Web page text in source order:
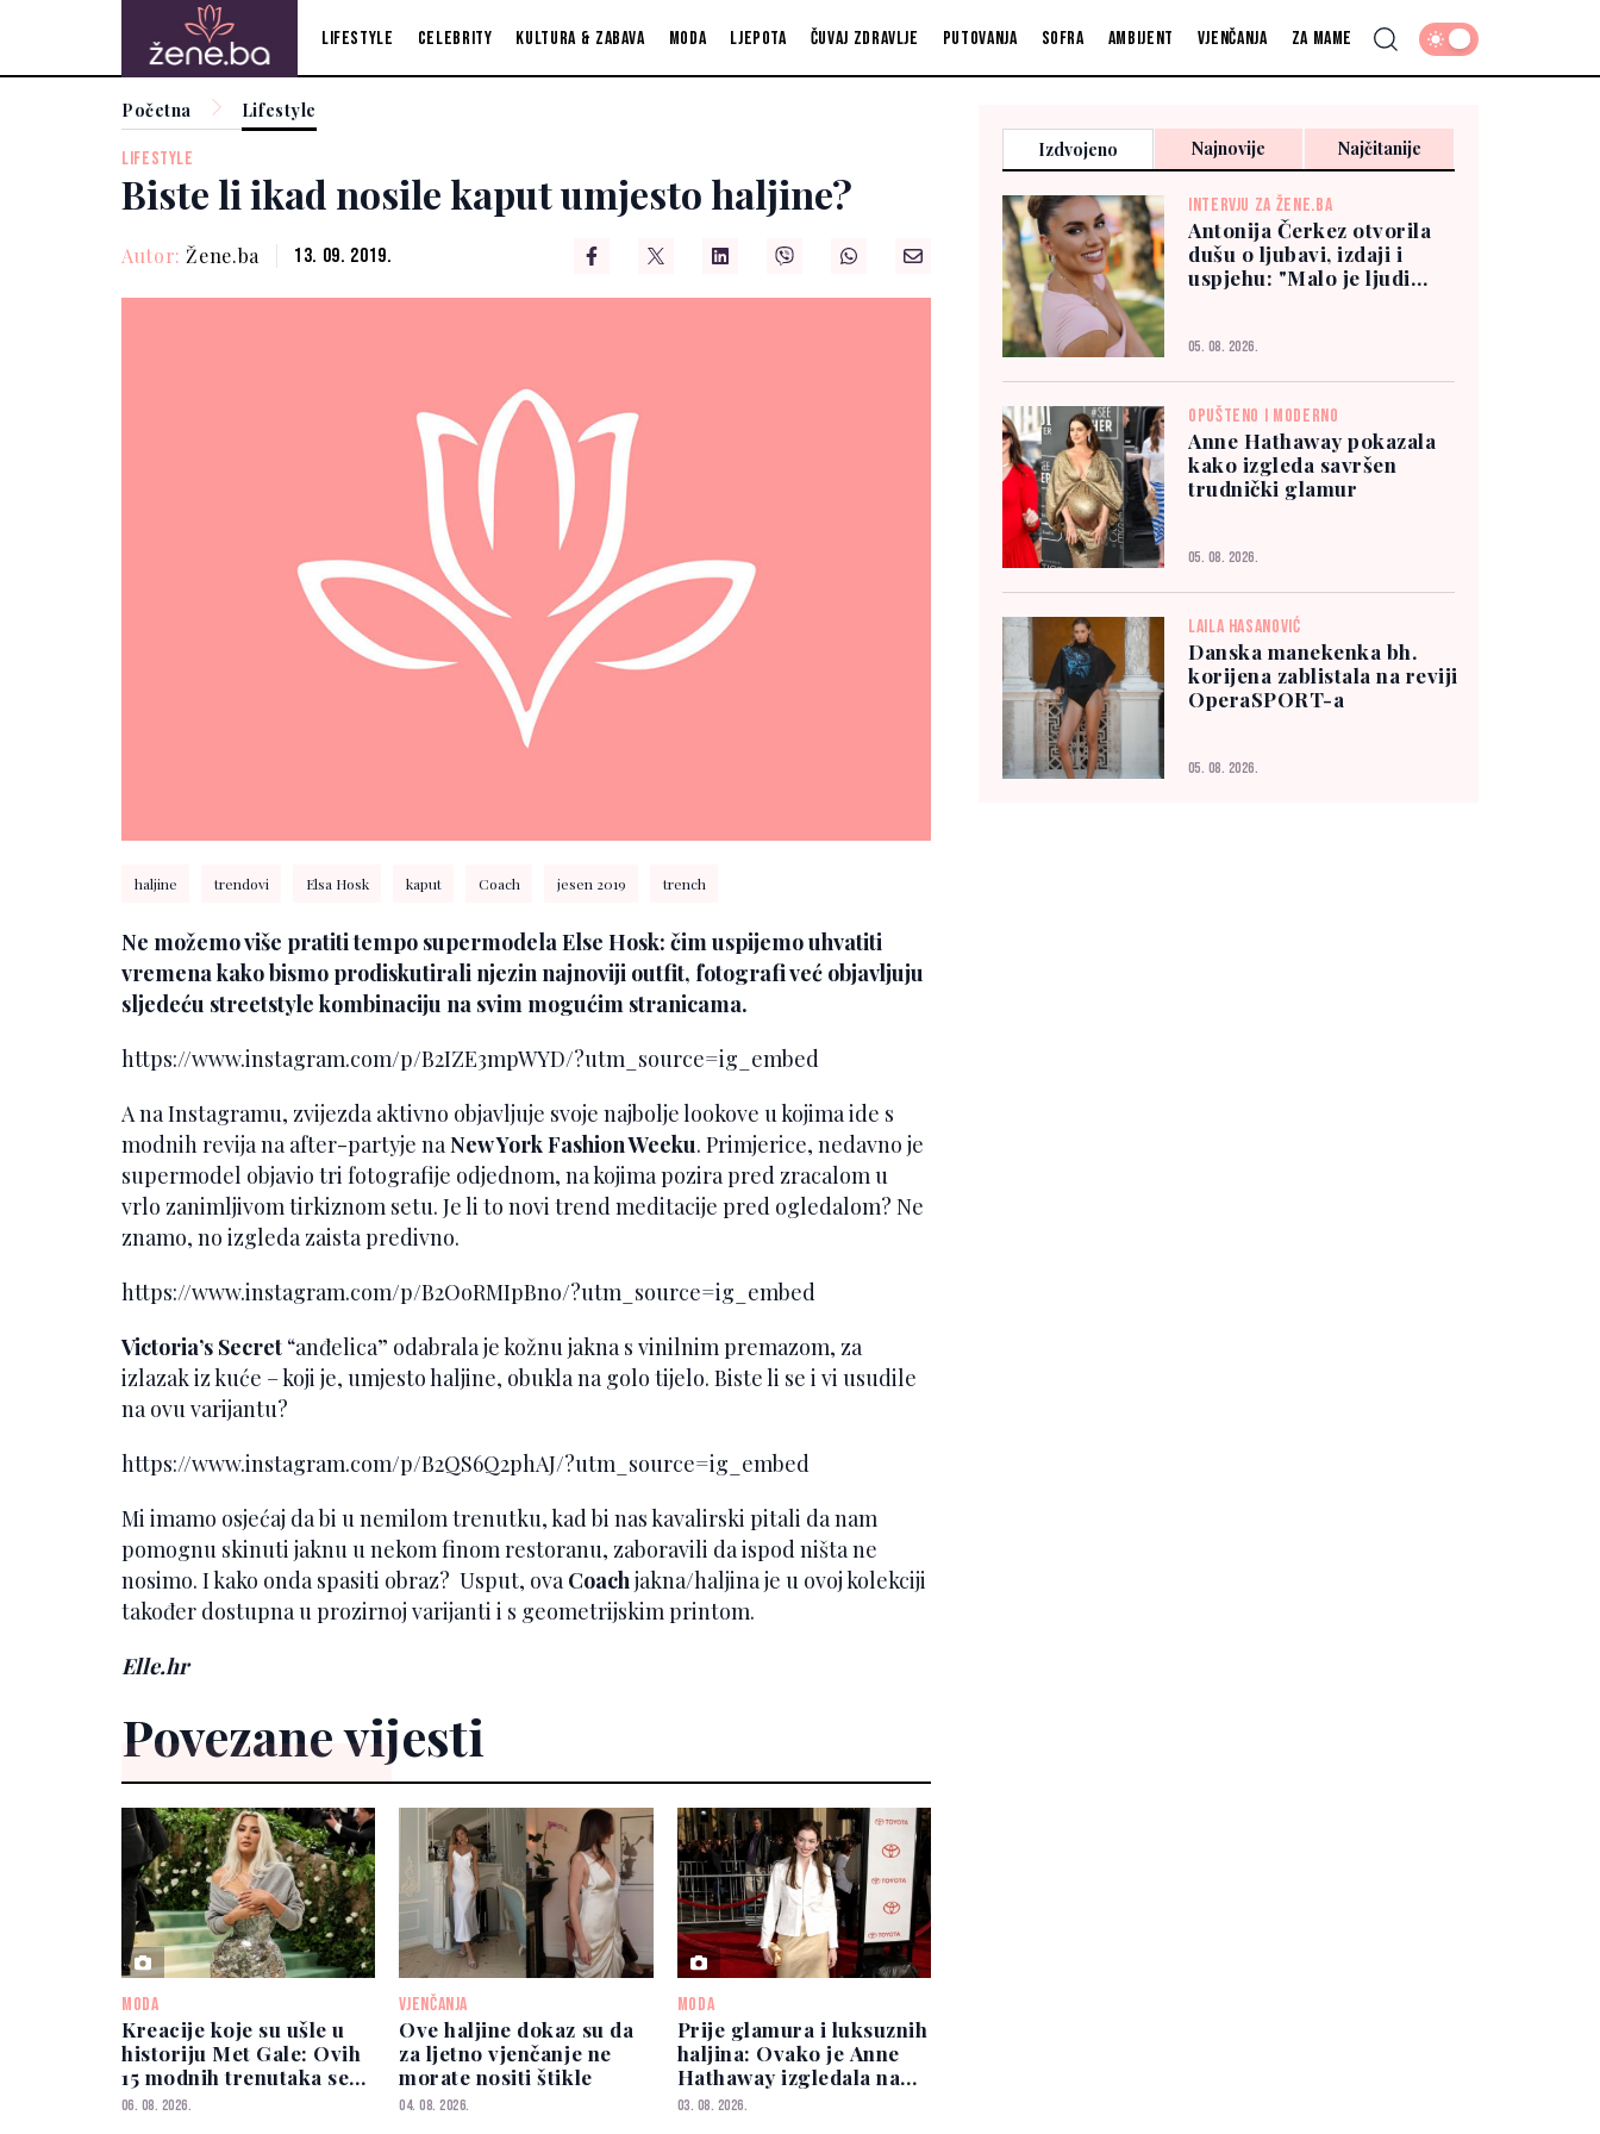
Lifestyle Celebrity Kultura & zabava Moda Ljepota Čuvaj zdravlje Putovanja Sofra Ambijent Vjenčanja Za mame
Početna Lifestyle
LIFESTYLE
Biste li ikad nosile kaput umjesto haljine?
Autor: Žene.ba 13. 09. 2019.
haljine trendovi Elsa Hosk kaput Coach jesen 2019 trench
Ne možemo više pratiti tempo supermodela Else Hosk: čim uspijemo uhvatiti
vremena kako bismo prodiskutirali njezin najnoviji outfit, fotografi već objavljuju
sljedeću streetstyle kombinaciju na svim mogućim stranicama.
https://www.instagram.com/p/B2IZE3mpWYD/?utm_source=ig_embed
A na Instagramu, zvijezda aktivno objavljuje svoje najbolje lookove u kojima ide s
modnih revija na after-partyje na New York Fashion Weeku. Primjerice, nedavno je
supermodel objavio tri fotografije odjednom, na kojima pozira pred zracalom u
vrlo zanimljivom tirkiznom setu. Je li to novi trend meditacije pred ogledalom? Ne
znamo, no izgleda zaista predivno.
https://www.instagram.com/p/B2OoRMIpBno/?utm_source=ig_embed
Victoria’s Secret “anđelica” odabrala je kožnu jakna s vinilnim premazom, za
izlazak iz kuće – koji je, umjesto haljine, obukla na golo tijelo. Biste li se i vi usudile
na ovu varijantu?
https://www.instagram.com/p/B2QS6Q2phAJ/?utm_source=ig_embed
Mi imamo osjećaj da bi u nemilom trenutku, kad bi nas kavalirski pitali da nam
pomognu skinuti jaknu u nekom finom restoranu, zaboravili da ispod ništa ne
nosimo. I kako onda spasiti obraz? Usput, ova Coach jakna/haljina je u ovoj kolekciji
također dostupna u prozirnoj varijanti i s geometrijskim printom.
Elle.hr
Povezane vijesti
MODA
Kreacije koje su ušle u
historiju Met Gale: Ovih
15 modnih trenutaka se
ne zaboravlja
06. 08. 2026.
VJENČANJA
Ove haljine dokaz su da
za ljetno vjenčanje ne
morate nositi štikle
04. 08. 2026.
MODA
Prije glamura i luksuznih
haljina: Ovako je Anne
Hathaway izgledala na
početku karijere
03. 08. 2026.
Izdvojeno Najnovije Najčitanije
INTERVJU ZA ŽENE.BA
Antonija Čerkez otvorila
dušu o ljubavi, izdaji i
uspjehu: "Malo je ljudi
05. 08. 2026.
OPUŠTENO I MODERNO
Anne Hathaway pokazala
kako izgleda savršen
trudnički glamur
05. 08. 2026.
LAILA HASANOVIĆ
Danska manekenka bh.
korijena zablistala na reviji
OperaSPORT-a
05. 08. 2026.